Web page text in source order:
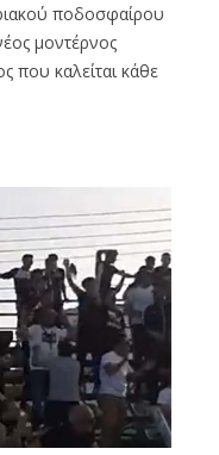
ποδοσφαίρου
μοντέρνος
που καλείται κάθε